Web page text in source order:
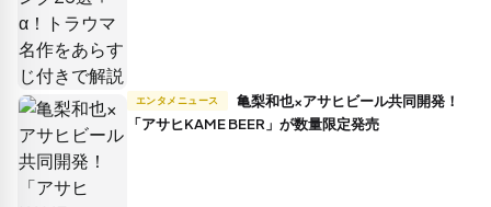
エンタメニュース
「アサヒKAME BEER」が数量限定発売